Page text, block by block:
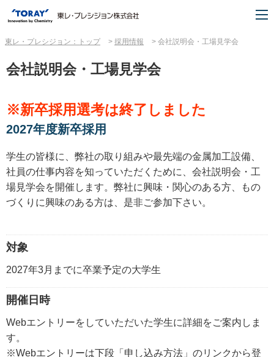
東レ・プレシジョン：トップ 採用情報 会社説明会・工場見学会
会社説明会・工場見学会
※新卒採用選考は終了しました
2027年度新卒採用
学生の皆様に、弊社の取り組みや最先端の金属加工設備、
社員の仕事内容を知っていただくために、会社説明会・工
場見学会を開催します。弊社に興味・関心のある方、もの
づくりに興味のある方は、是非ご参加下さい。
対象
2027年3月までに卒業予定の大学生
開催日時
Webエントリーをしていただいた学生に詳細をご案内しま
す。
※Webエントリーは下段「申し込み方法」のリンクから登